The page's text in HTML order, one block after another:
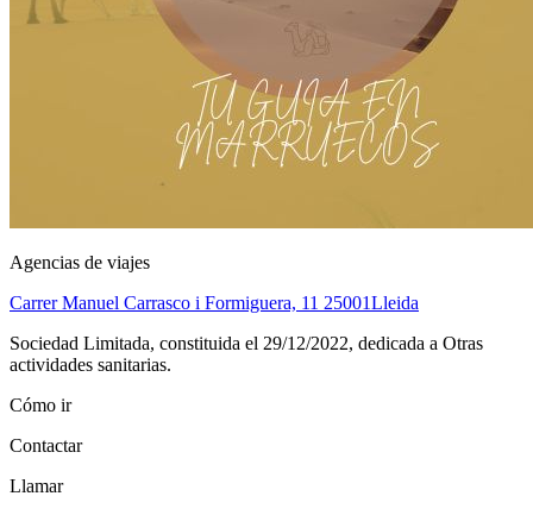
Agencias de viajes
Carrer Manuel Carrasco i Formiguera, 11 25001Lleida
Sociedad Limitada, constituida el 29/12/2022, dedicada a Otras
actividades sanitarias.
Cómo ir
Contactar
Llamar